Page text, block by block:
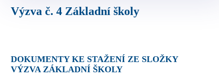
vyřídit Potřebuji zaplatit
Výzva č. 4 Základní školy
DOKUMENTY KE STAŽENÍ ZE SLOŽKY
VÝZVA ZÁKLADNÍ ŠKOLY